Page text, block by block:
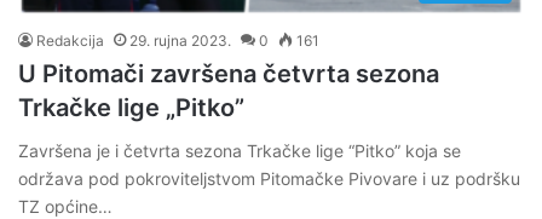
Redakcija 29. rujna 2023. 0 161
U Pitomači završena četvrta sezona
Trkačke lige „Pitko”
Završena je i četvrta sezona Trkačke lige “Pitko” koja se
održava pod pokroviteljstvom Pitomačke Pivovare i uz podršku
TZ općine…